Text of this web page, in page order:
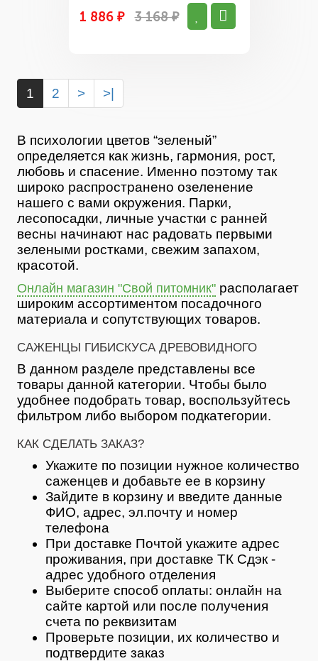
1 886 ₽ 3 168 ₽
1 2 > >|
В психологии цветов “зеленый”
определяется как жизнь, гармония, рост,
любовь и спасение. Именно поэтому так
широко распространено озеленение
нашего с вами окружения. Парки,
лесопосадки, личные участки с ранней
весны начинают нас радовать первыми
зелеными ростками, свежим запахом,
красотой.
Онлайн магазин "Свой питомник" располагает
широким ассортиментом посадочного
материала и сопутствующих товаров.
САЖЕНЦЫ ГИБИСКУСА ДРЕВОВИДНОГО
В данном разделе представлены все
товары данной категории. Чтобы было
удобнее подобрать товар, воспользуйтесь
фильтром либо выбором подкатегории.
КАК СДЕЛАТЬ ЗАКАЗ?
Укажите по позиции нужное количество
саженцев и добавьте ее в корзину
Зайдите в корзину и введите данные
ФИО, адрес, эл.почту и номер
телефона
При доставке Почтой укажите адрес
проживания, при доставке ТК Сдэк -
адрес удобного отделения
Выберите способ оплаты: онлайн на
сайте картой или после получения
счета по реквизитам
Проверьте позиции, их количество и
подтвердите заказ